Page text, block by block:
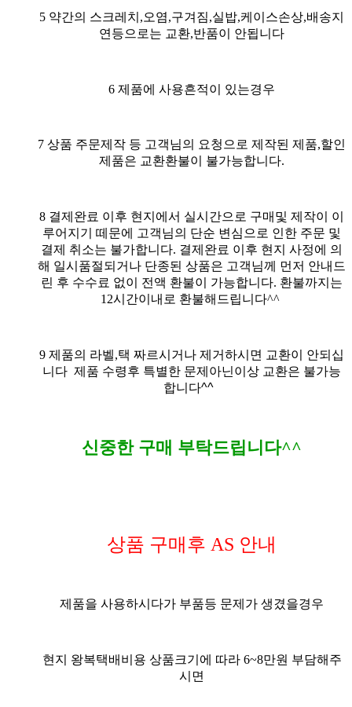
5 약간의 스크레치,오염,구겨짐,실밥,케이스손상,배송지
연등으로는 교환,반품이 안됩니다
6 제품에 사용흔적이 있는경우
7 상품 주문제작 등 고객님의 요청으로 제작된 제품,할인
제품은 교환환불이 불가능합니다.
8 결제완료 이후 현지에서 실시간으로 구매및 제작이 이
루어지기 떼문에 고객님의 단순 변심으로 인한 주문 및
결제 취소는 불가합니다. 결제완료 이후 현지 사정에 의
해 일시품절되거나 단종된 상품은 고객님께 먼저 안내드
린 후 수수료 없이 전액 환불이 가능합니다. 환불까지는
12시간이내로 환불해드립니다^^
9 제품의 라벨,택 짜르시거나 제거하시면 교환이 안되십
니다 제품 수령후 특별한 문제아닌이상 교환은 불가능
합니다^^
신중한 구매 부탁드립니다^^
상품 구매후 AS 안내
제품을 사용하시다가 부품등 문제가 생겼을경우
현지 왕복택배비용 상품크기에 따라 6~8만원 부담해주
시면